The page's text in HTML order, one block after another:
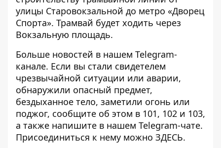
улицы Старовокзальной до метро «Дворец
Спорта». Трамвай будет ходить через
Вокзальную площадь.
Больше новостей в нашем Telegram-
канале. Если вы стали свидетелем
чрезвычайной ситуации или аварии,
обнаружили опасный предмет,
бездыханное тело, заметили огонь или
поджог, сообщите об этом в 101, 102 и 103,
а также напишите в нашем Telegram-чате.
Присоединиться к нему можно ЗДЕСЬ.